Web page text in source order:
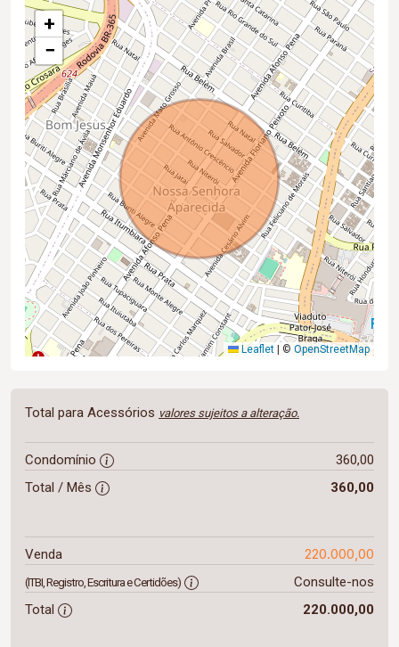
+
−
Leaflet © OpenStreetMap
Total para Acessórios valores sujeitos a alteração.
Condomínio
360,00
Total / Mês
360,00
Venda 220.000,00
(ITBI, Registro, Escritura e Certidões)
Consulte-nos
Total
220.000,00